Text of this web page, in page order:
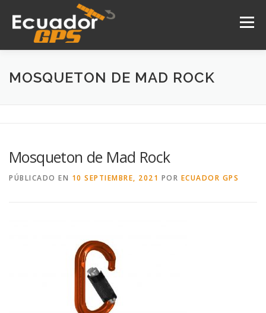
contenido
Menú
INICIO NOSOTROS PRODUCTOS
MOSQUETON DE MAD ROCK
Mosqueton de Mad Rock
PÚBLICADO EN 10 SEPTIEMBRE, 2021 POR ECUADOR GPS